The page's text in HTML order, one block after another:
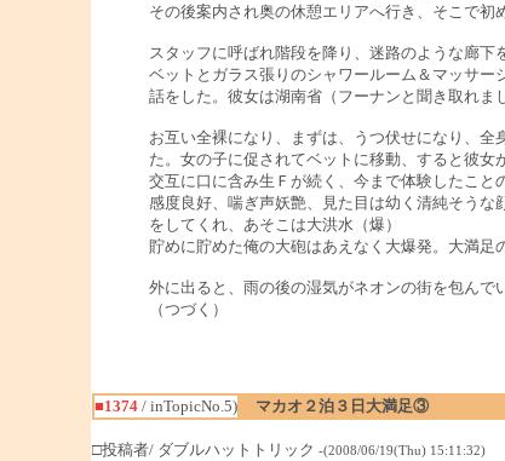
その後案内され奥の休憩エリアへ行き、そこで初
スタッフに呼ばれ階段を降り、迷路のような廊下
ベットとガラス張りのシャワールーム＆マッサ
話をした。彼女は湖南省（フーナンと聞き取れま
お互い全裸になり、まずは、うつ伏せになり、
た。女の子に促されてベットに移動、すると彼
交互に口に含み生Ｆが続く、今まで体験したこと
感度良好、喘ぎ声妖艶、見た目は幼く清純そう
をしてくれ、あそこは大洪水（爆）
貯めに貯めた俺の大砲はあえなく大爆発。大満足
外に出ると、雨の後の湿気がネオンの街を包んで
（つづく）
■1374/ inTopicNo.5)
マカオ２泊３日大満足③
□投稿者/ ダブルハットトリック -(2008/06/19(Thu) 15:11:32)